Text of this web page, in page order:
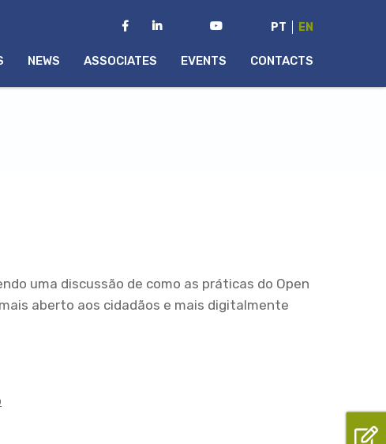
PT EN
NEWS ASSOCIATES EVENTS CONTACTS
uma discussão de como as práticas do Open
aberto aos cidadãos e mais digitalmente